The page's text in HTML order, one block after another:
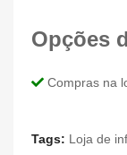
Opções
Compras na
Tags: Loja de